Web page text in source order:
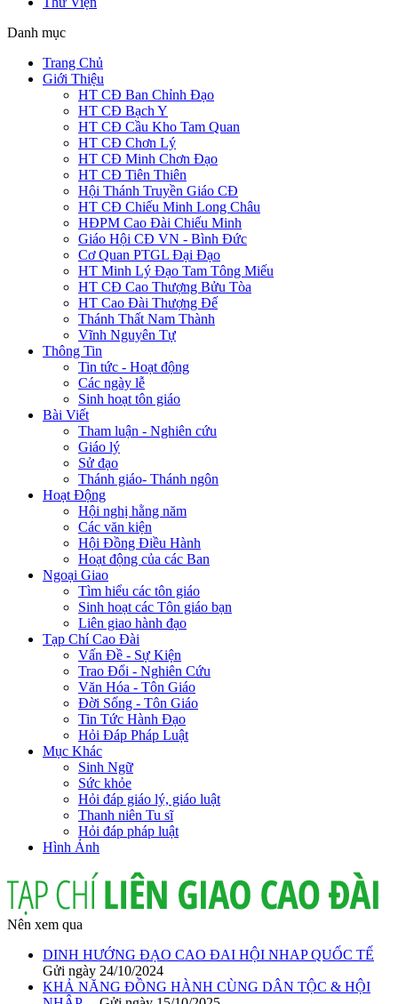
Danh mục
Trang Chủ
Giới Thiệu
HT CĐ Ban Chỉnh Đạo
HT CĐ Bạch Y
HT CĐ Cầu Kho Tam Quan
HT CĐ Chơn Lý
HT CĐ Minh Chơn Đạo
HT CĐ Tiên Thiên
Hội Thánh Truyền Giáo CĐ
HT CĐ Chiếu Minh Long Châu
HĐPM Cao Đài Chiếu Minh
Giáo Hội CĐ VN - Bình Đức
Cơ Quan PTGL Đại Đạo
HT Minh Lý Đạo Tam Tông Miếu
HT CĐ Cao Thượng Bửu Tòa
HT Cao Đài Thượng Đế
Thánh Thất Nam Thành
Vĩnh Nguyên Tự
Thông Tin
Tin tức - Hoạt động
Các ngày lễ
Sinh hoạt tôn giáo
Bài Viết
Tham luận - Nghiên cứu
Giáo lý
Sử đạo
Thánh giáo- Thánh ngôn
Hoạt Động
Hội nghị hằng năm
Các văn kiện
Hội Đồng Điều Hành
Hoạt động của các Ban
Ngoại Giao
Tìm hiểu các tôn giáo
Sinh hoạt các Tôn giáo bạn
Liên giao hành đạo
Tạp Chí Cao Đài
Vấn Đề - Sự Kiện
Trao Đổi - Nghiên Cứu
Văn Hóa - Tôn Giáo
Đời Sống - Tôn Giáo
Tin Tức Hành Đạo
Hỏi Đáp Pháp Luật
Mục Khác
Sinh Ngữ
Sức khỏe
Hỏi đáp giáo lý, giáo luật
Thanh niên Tu sĩ
Hỏi đáp pháp luật
Hình Ảnh
Nên xem qua
DINH HƯỚNG ĐẠO CAO ĐAI HỘI NHAP QUỐC TẾ
Gửi ngày 24/10/2024
KHẢ NĂNG ĐỒNG HÀNH CÙNG DÂN TỘC & HỘI